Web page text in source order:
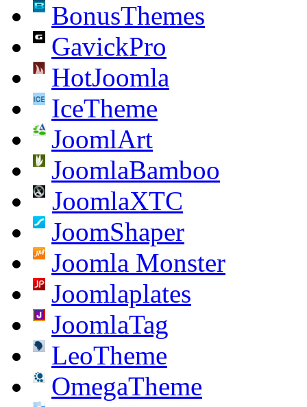
BonusThemes
GavickPro
HotJoomla
IceTheme
JoomlArt
JoomlaBamboo
JoomlaXTC
JoomShaper
Joomla Monster
Joomlaplates
JoomlaTag
LeoTheme
OmegaTheme